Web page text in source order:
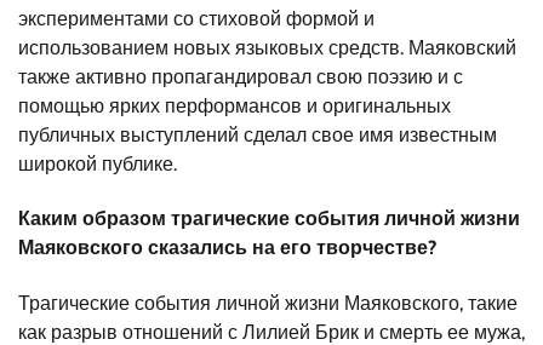
экспериментами со стиховой формой и
использованием новых языковых средств. Маяковский
также активно пропагандировал свою поэзию и с
помощью ярких перформансов и оригинальных
публичных выступлений сделал свое имя известным
широкой публике.
Каким образом трагические события личной жизни
Маяковского сказались на его творчестве?
Трагические события личной жизни Маяковского, такие
как разрыв отношений с Лилией Брик и смерть ее мужа,